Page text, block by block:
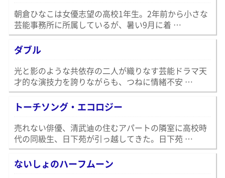
朝倉ひなこは女優志望の高校1年生。2年前から小さな
芸能事務所に所属しているが、暑い9月に着 …
ダブル
光と影のような共依存の二人が織りなす芸能ドラマ天
才的な演技力を誇りながらも、つねに情緒不安 …
トーチソング・エコロジー
売れない俳優、清武迪の住むアパートの隣室に高校時
代の同級生、日下苑が引っ越してきた。日下苑 …
ないしょのハーフムーン